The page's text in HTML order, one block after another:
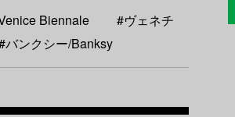
Biennale
#ヴェネチ
バンクシー/Banksy